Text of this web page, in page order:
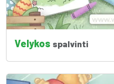
Velykos spalvinti